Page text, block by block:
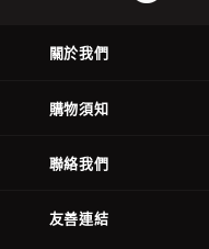
關於我們
購物須知
聯絡我們
友善連結